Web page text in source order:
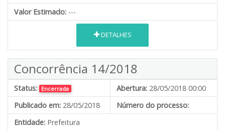
Valor Estimado: ---
DETALHES
Concorrência 14/2018
Status: Encerrada Abertura: 28/05/2018 00:00
Publicado em: 28/05/2018
Número do processo:
Entidade: Prefeitura